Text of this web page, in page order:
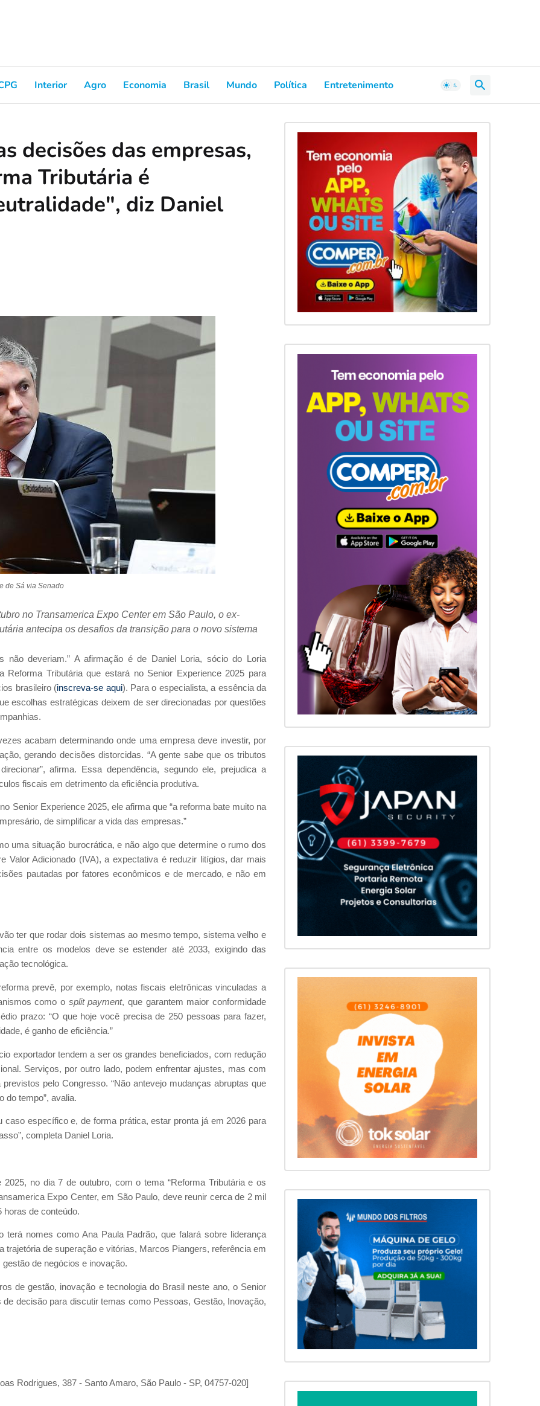
Interior Agro Economia Brasil Mundo Política Entretenimento
decisões das empresas,
Tributária é
diz Daniel
de Sá via Senado
no Transamerica Expo Center em São Paulo, o ex-
antecipa os desafios da transição para o novo sistema
não deveriam.” A afirmação é de Daniel Loria, sócio do Loria
Reforma Tributária que estará no Senior Experience 2025 para
brasileiro (inscreva-se aqui). Para o especialista, a essência da
escolhas estratégicas deixem de ser direcionadas por questões
acabam determinando onde uma empresa deve investir, por
gerando decisões distorcidas. “A gente sabe que os tributos
afirma. Essa dependência, segundo ele, prejudica a
fiscais em detrimento da eficiência produtiva.
Senior Experience 2025, ele afirma que “a reforma bate muito na
de simplificar a vida das empresas.”
uma situação burocrática, e não algo que determine o rumo dos
Valor Adicionado (IVA), a expectativa é reduzir litígios, dar mais
pautadas por fatores econômicos e de mercado, e não em
ter que rodar dois sistemas ao mesmo tempo, sistema velho e
entre os modelos deve se estender até 2033, exigindo das
tecnológica.
prevê, por exemplo, notas fiscais eletrônicas vinculadas a
como o split payment, que garantem maior conformidade
prazo: “O que hoje você precisa de 250 pessoas para fazer,
é ganho de eficiência.”
exportador tendem a ser os grandes beneficiados, com redução
Serviços, por outro lado, podem enfrentar ajustes, mas com
pelo Congresso. “Não antevejo mudanças abruptas que
do tempo”, avalia.
específico e, de forma prática, estar pronta já em 2026 para
completa Daniel Loria.
no dia 7 de outubro, com o tema “Reforma Tributária e os
Expo Center, em São Paulo, deve reunir cerca de 2 mil
de conteúdo.
nomes como Ana Paula Padrão, que falará sobre liderança
trajetória de superação e vitórias, Marcos Piangers, referência em
de negócios e inovação.
de gestão, inovação e tecnologia do Brasil neste ano, o Senior
decisão para discutir temas como Pessoas, Gestão, Inovação,
Rodrigues, 387 - Santo Amaro, São Paulo - SP, 04757-020]